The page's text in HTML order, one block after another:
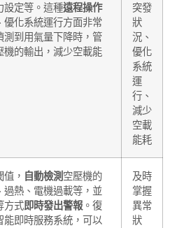
設定等。這種遠程操作
優化系統運行方面非常
測到用氣量下降時，管
機的輸出，減少空載能
突發
狀
況、
優化
系統
運
行、
減少
空載
能耗
， 自動檢測空壓機的
過熱、電機過載等，並
方式即時發出警報 。復
即時服務系統，可以
及時
掌握
異常
狀